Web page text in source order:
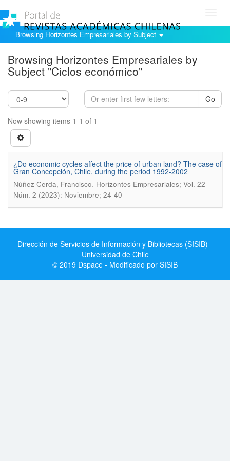
Browsing Horizontes Empresariales by Subject
Browsing Horizontes Empresariales by
Subject "Ciclos económico"
Go
Now showing items 1-1 of 1
¿Do economic cycles affect the price of urban land? The case of
Gran Concepción, Chile, during the period 1992-2002
Núñez Cerda, Francisco. Horizontes Empresariales; Vol. 22
Núm. 2 (2023): Noviembre; 24-40
Dirección de Servicios de Información y Bibliotecas (SISIB) -
Universidad de Chile
© 2019 Dspace - Modificado por SISIB